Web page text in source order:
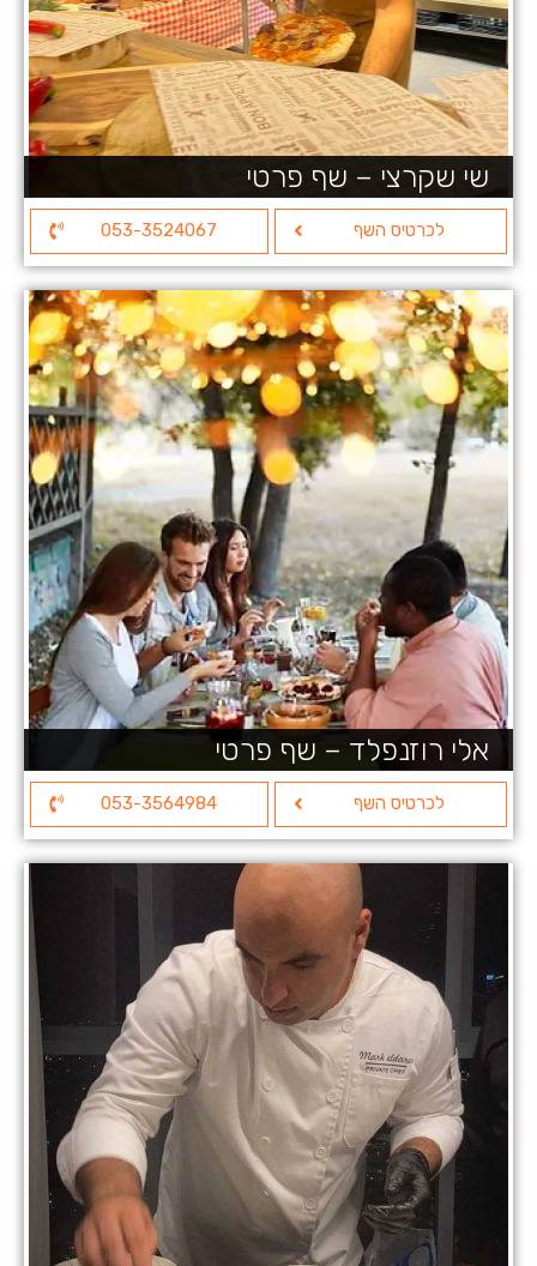
שי שקרצי – שף פרטי
לכרטיס השף 053-3524067
אלי רוזנפלד – שף פרטי
לכרטיס השף 053-3564984